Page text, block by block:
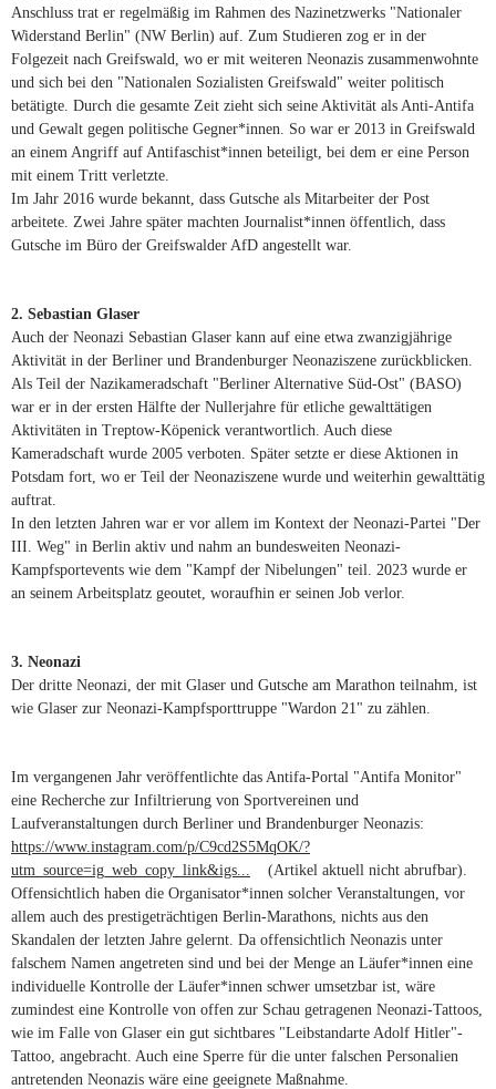
Anschluss trat er regelmäßig im Rahmen des Nazinetzwerks "Nationaler
Widerstand Berlin" (NW Berlin) auf. Zum Studieren zog er in der
Folgezeit nach Greifswald, wo er mit weiteren Neonazis zusammenwohnte
und sich bei den "Nationalen Sozialisten Greifswald" weiter politisch
betätigte. Durch die gesamte Zeit zieht sich seine Aktivität als Anti-Antifa
und Gewalt gegen politische Gegner*innen. So war er 2013 in Greifswald
an einem Angriff auf Antifaschist*innen beteiligt, bei dem er eine Person
mit einem Tritt verletzte.
Im Jahr 2016 wurde bekannt, dass Gutsche als Mitarbeiter der Post
arbeitete. Zwei Jahre später machten Journalist*innen öffentlich, dass
Gutsche im Büro der Greifswalder AfD angestellt war.
2. Sebastian Glaser
Auch der Neonazi Sebastian Glaser kann auf eine etwa zwanzigjährige
Aktivität in der Berliner und Brandenburger Neonaziszene zurückblicken.
Als Teil der Nazikameradschaft "Berliner Alternative Süd-Ost" (BASO)
war er in der ersten Hälfte der Nullerjahre für etliche gewalttätigen
Aktivitäten in Treptow-Köpenick verantwortlich. Auch diese
Kameradschaft wurde 2005 verboten. Später setzte er diese Aktionen in
Potsdam fort, wo er Teil der Neonaziszene wurde und weiterhin gewalttätig
auftrat.
In den letzten Jahren war er vor allem im Kontext der Neonazi-Partei "Der
III. Weg" in Berlin aktiv und nahm an bundesweiten Neonazi-
Kampfsportevents wie dem "Kampf der Nibelungen" teil. 2023 wurde er
an seinem Arbeitsplatz geoutet, woraufhin er seinen Job verlor.
3. Neonazi
Der dritte Neonazi, der mit Glaser und Gutsche am Marathon teilnahm, ist
wie Glaser zur Neonazi-Kampfsporttruppe "Wardon 21" zu zählen.
Im vergangenen Jahr veröffentlichte das Antifa-Portal "Antifa Monitor"
eine Recherche zur Infiltrierung von Sportvereinen und
Laufveranstaltungen durch Berliner und Brandenburger Neonazis:
https://www.instagram.com/p/C9cd2S5MqOK/?
utm_source=ig_web_copy_link&igs... (link is external)
(Artikel aktuell nicht abrufbar).
Offensichtlich haben die Organisator*innen solcher Veranstaltungen, vor
allem auch des prestigeträchtigen Berlin-Marathons, nichts aus den
Skandalen der letzten Jahre gelernt. Da offensichtlich Neonazis unter
falschem Namen angetreten sind und bei der Menge an Läufer*innen eine
individuelle Kontrolle der Läufer*innen schwer umsetzbar ist, wäre
zumindest eine Kontrolle von offen zur Schau getragenen Neonazi-Tattoos,
wie im Falle von Glaser ein gut sichtbares "Leibstandarte Adolf Hitler"-
Tattoo, angebracht. Auch eine Sperre für die unter falschen Personalien
antretenden Neonazis wäre eine geeignete Maßnahme.